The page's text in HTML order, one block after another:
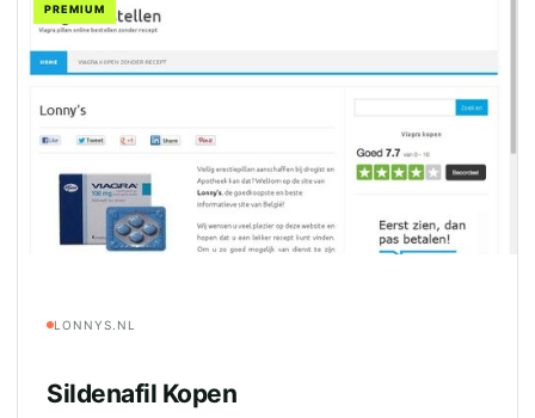
PREMIUM
LONNYS.NL
Sildenafil Kopen